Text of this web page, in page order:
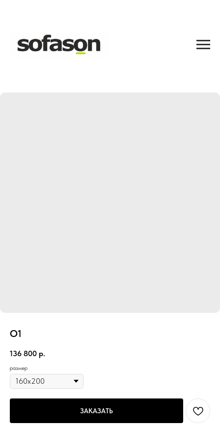
О1
136 800 р.
размер
ЗАКАЗАТЬ